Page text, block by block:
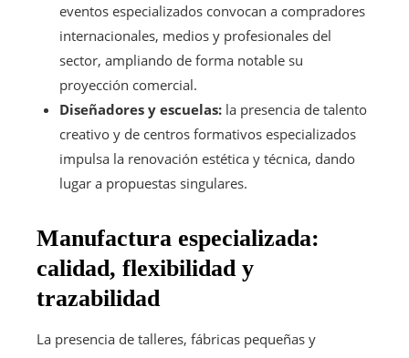
eventos especializados convocan a compradores
internacionales, medios y profesionales del
sector, ampliando de forma notable su
proyección comercial.
Diseñadores y escuelas: la presencia de talento
creativo y de centros formativos especializados
impulsa la renovación estética y técnica, dando
lugar a propuestas singulares.
Manufactura especializada:
calidad, flexibilidad y
trazabilidad
La presencia de talleres, fábricas pequeñas y